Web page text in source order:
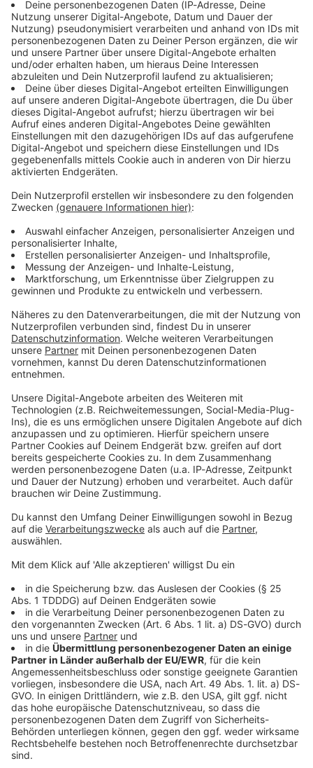
Empfang
Wir alle teilen eine Leidenschaft - Rock nonstop! Auf
welchen Empfangswegen ihr ROCK ANTENNE hören
und Teil der Community werden könnt, erfahrt ihr hier!
Sendungen
Was läuft wann auf ROCK ANTENNE? Werft einen Blick
auf unser Programmschema und erfahrt alles
Die 666 besten Rock-Songs: Radio an für eure
höllisch heiße Hitparade!
Es ist die Frage aller Fragen: Was sind eure 666 besten
Rock-Songs? Diesmal so früh, so laut und so legendär
wie nie - ab 02.02. feiern wir gemeinsam eure 666
besten Rock-Songs!